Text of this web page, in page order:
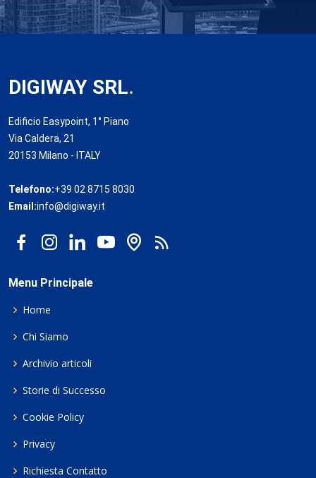
DIGIWAY SRL.
Edificio Easypoint, 1° Piano
Via Caldera, 21
20153 Milano - ITALY
Telefono:+39 02 8715 8030
Email:info@digiway.it
Menu Principale
Home
Chi Siamo
Archivio articoli
Storie di Successo
Cookie Policy
Privacy
Richiesta Contatto